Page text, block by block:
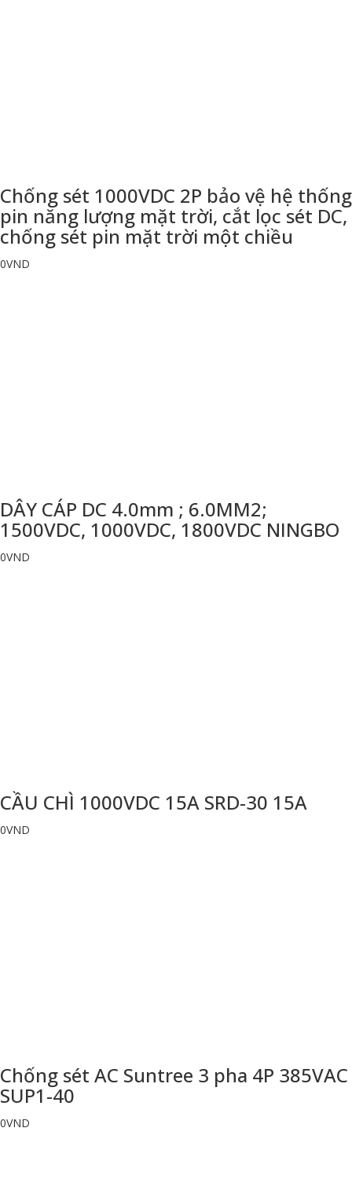
Chống sét 1000VDC 2P bảo vệ hệ thống
pin năng lượng mặt trời, cắt lọc sét DC,
chống sét pin mặt trời một chiều
0VND
DÂY CÁP DC 4.0mm ; 6.0MM2;
1500VDC, 1000VDC, 1800VDC NINGBO
0VND
CẦU CHÌ 1000VDC 15A SRD-30 15A
0VND
Chống sét AC Suntree 3 pha 4P 385VAC
SUP1-40
0VND